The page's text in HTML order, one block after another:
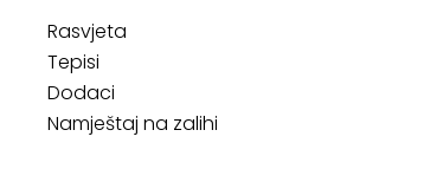
Rasvjeta
Tepisi
Dodaci
Namještaj na zalihi